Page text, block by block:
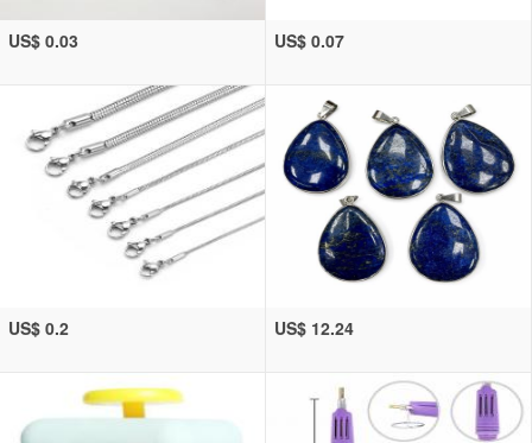
US$ 0.03 US$ 0.07
US$ 0.2 US$ 12.24